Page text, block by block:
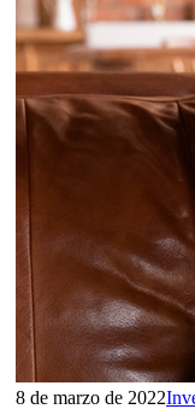
8 de marzo de 2022